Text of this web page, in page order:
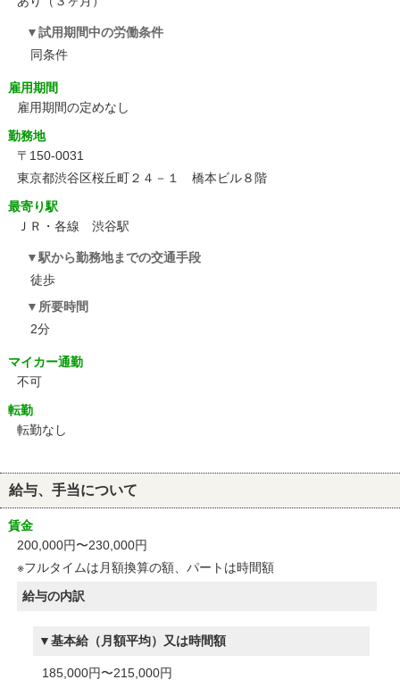
試用期間中の労働条件
同条件
雇用期間
雇用期間の定めなし
勤務地
〒150-0031
東京都渋谷区桜丘町２４－１ 橋本ビル８階
最寄り駅
ＪＲ・各線 渋谷駅
駅から勤務地までの交通手段
徒歩
所要時間
2分
マイカー通勤
不可
転勤
転勤なし
給与、手当について
賃金
200,000円〜230,000円
※フルタイムは月額換算の額、パートは時間額
給与の内訳
基本給（月額平均）又は時間額
185,000円〜215,000円